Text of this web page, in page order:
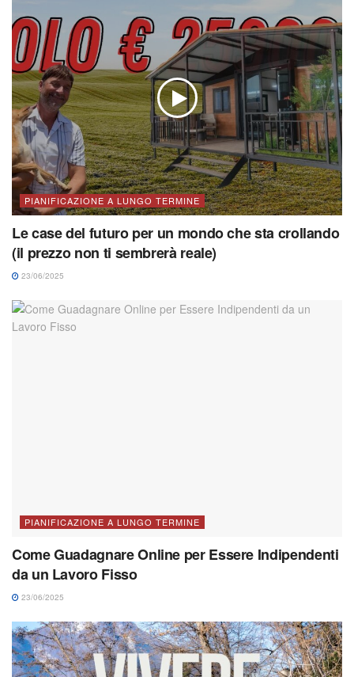
PIANIFICAZIONE A LUNGO TERMINE
Le case del futuro per un mondo che sta crollando
(il prezzo non ti sembrerà reale)
23/06/2025
PIANIFICAZIONE A LUNGO TERMINE
Come Guadagnare Online per Essere Indipendenti
da un Lavoro Fisso
23/06/2025